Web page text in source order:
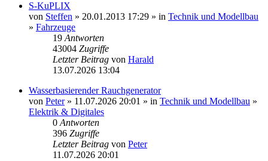
S-KuPLIX
von Steffen » 20.01.2013 17:29 » in Technik und Modellbau
» Fahrzeuge
19Antworten
43004 Zugriffe
Letzter Beitrag von Harald
13.07.2026 13:04
Wasserbasierender Rauchgenerator
von Peter» 11.07.2026 20:01 » in Technik und Modellbau »
Elektrik & Digitales
0Antworten
396 Zugriffe
Letzter Beitrag von Peter
11.07.2026 20:01